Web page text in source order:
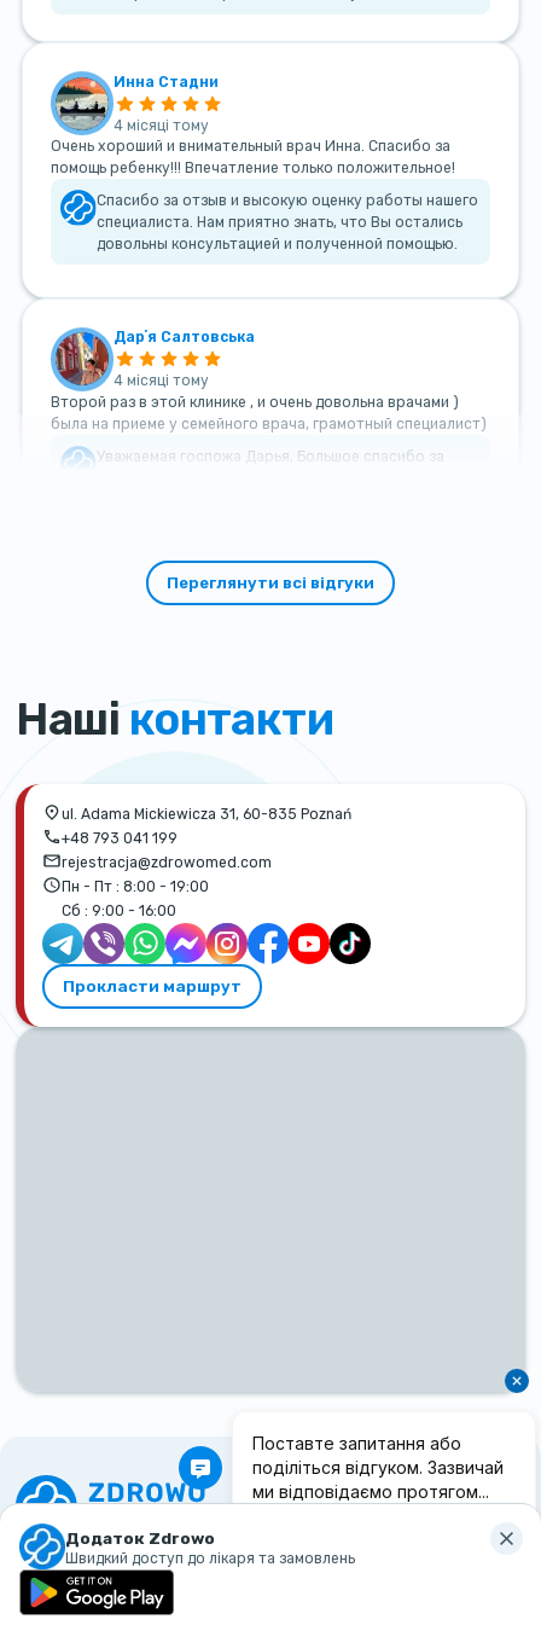
Додаток Zdrowo
Швидкий доступ до лікаря та замовлень
Инна Стадни
4 місяці тому
Очень хороший и внимательный врач Инна. Спасибо за
помощь ребенку!!! Впечатление только положительное!
Спасибо за отзыв и высокую оценку работы нашего
специалиста. Нам приятно знать, что Вы остались
довольны консультацией и полученной помощью.
Дарʼя Салтовська
4 місяці тому
Второй раз в этой клинике , и очень довольна врачами )
была на приеме у семейного врача, грамотный специалист)
Уважаемая госпожа Дарья, Большое спасибо за
Переглянути всі відгуки
Наші контакти
ul. Adama Mickiewicza 31, 60-835 Poznań
+48 793 041 199
rejestracja@zdrowomed.com
Пн - Пт : 8:00 - 19:00
Сб : 9:00 - 16:00
Прокласти маршрут
ul. Adama Mickiewicza 31, 60-835 Poznań
+48 793 041 199